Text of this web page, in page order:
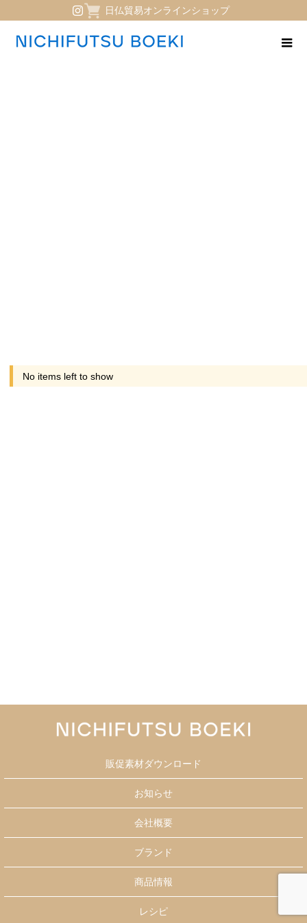
日仏貿易オンラインショップ
No items left to show
販促素材ダウンロード
お知らせ
会社概要
ブランド
商品情報
レシピ